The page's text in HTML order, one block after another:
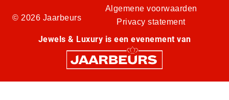
© 2026 Jaarbeurs
Algemene voorwaarden
Privacy statement
Jewels & Luxury is een evenement van